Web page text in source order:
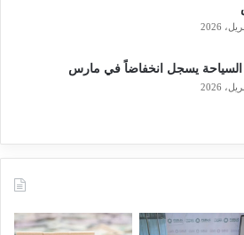
يسجل انخفاضاً في مارس